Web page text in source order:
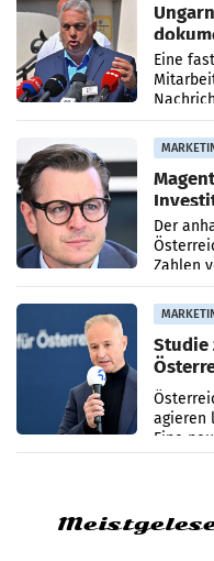
Zensur
Eine
Zensur
Der
Zahlen
ersten
Studie
agieren
Eine